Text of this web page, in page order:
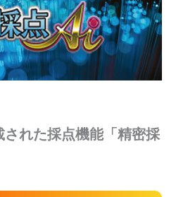
れた採点機能「精密採